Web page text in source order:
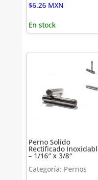
$6.26 MXN
En stock
Perno Solido
Rectificado
– 1/16″ x 3/8″
Categoría: Pernos